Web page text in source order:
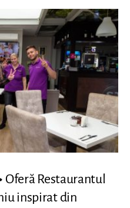
Oferă Restaurantul
inspirat din